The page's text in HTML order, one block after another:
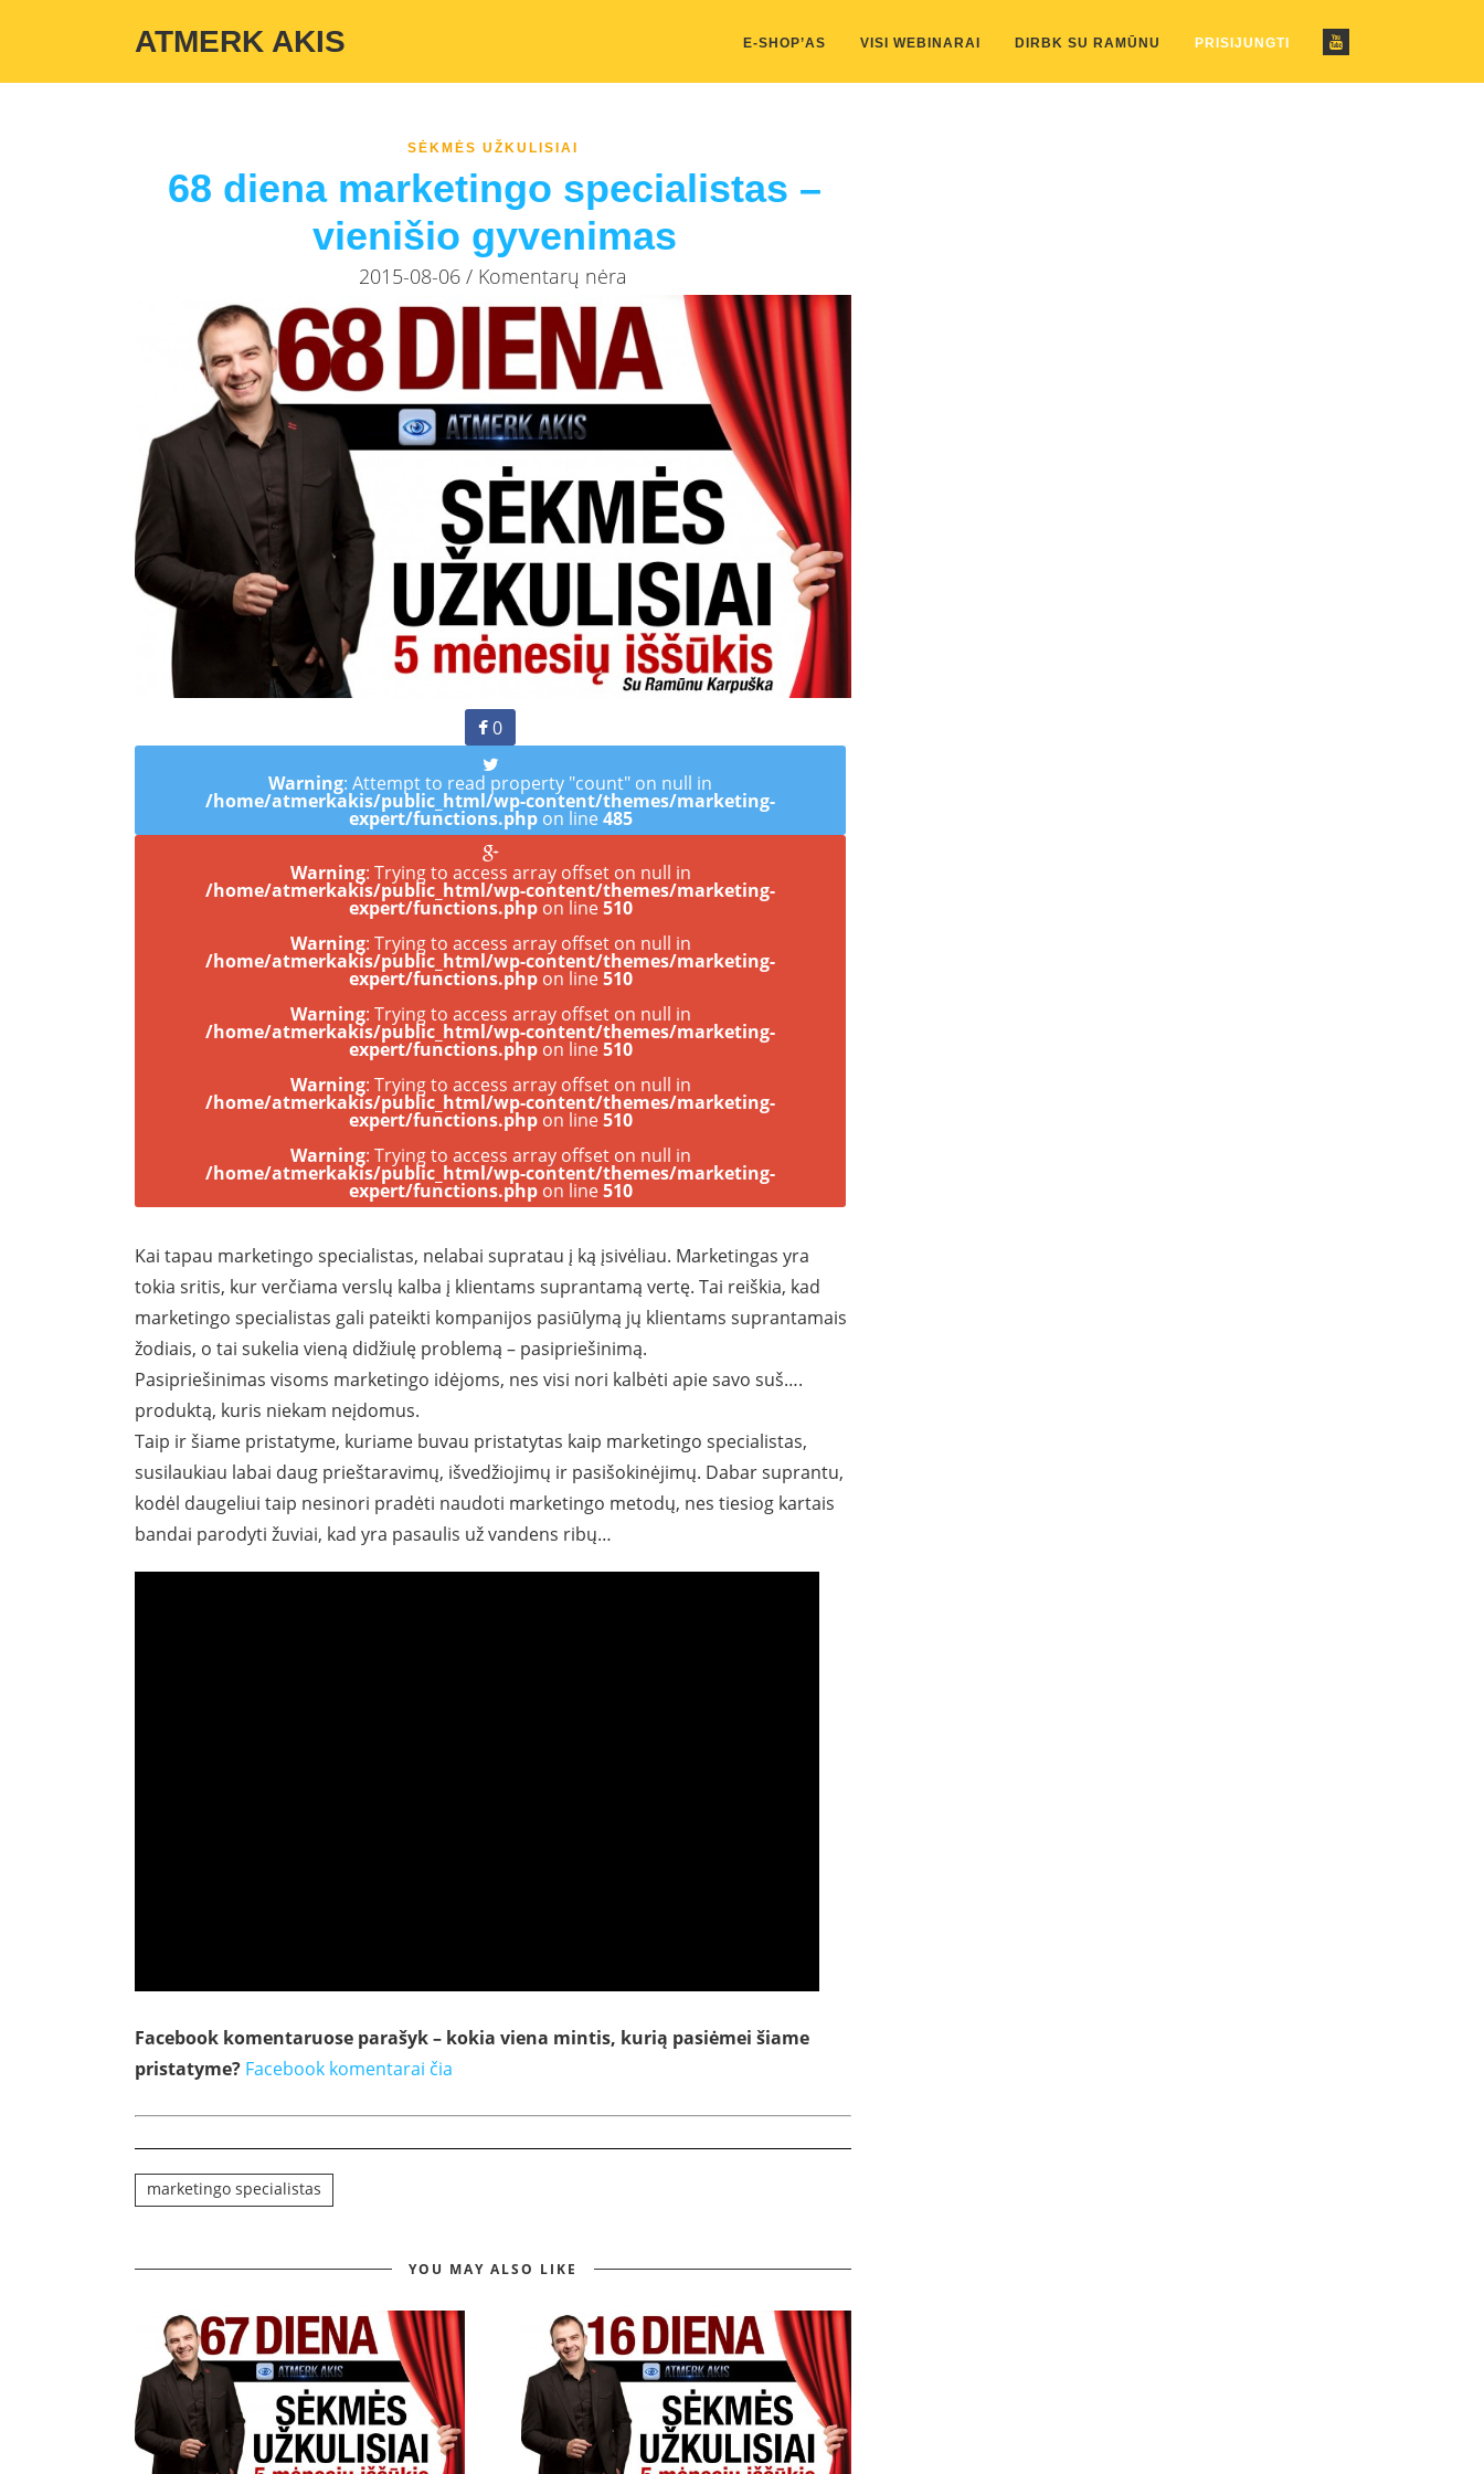
ATMERK AKIS E-SHOP’AS VISI WEBINARAI DIRBK SU RAMŪNU PRISIJUNGTI
SĖKMĖS UŽKULISIAI
68 diena marketingo specialistas –
vienišio gyvenimas
2015-08-06 / Komentarų nėra
0
Warning: Attempt to read property "count" on null in
/home/atmerkakis/public_html/wp-content/themes/marketing-
expert/functions.phpon line 485
Warning: Trying to access array offset on null in
/home/atmerkakis/public_html/wp-content/themes/marketing-
expert/functions.phpon line510
Warning: Trying to access array offset on null in
/home/atmerkakis/public_html/wp-content/themes/marketing-
expert/functions.phpon line510
Warning: Trying to access array offset on null in
/home/atmerkakis/public_html/wp-content/themes/marketing-
expert/functions.phpon line510
Warning: Trying to access array offset on null in
/home/atmerkakis/public_html/wp-content/themes/marketing-
expert/functions.phpon line510
Warning: Trying to access array offset on null in
/home/atmerkakis/public_html/wp-content/themes/marketing-
expert/functions.phpon line510
Kai tapau marketingo specialistas, nelabai supratau į ką įsivėliau. Marketingas yra
tokia sritis, kur verčiama verslų kalba į klientams suprantamą vertę. Tai reiškia, kad
marketingo specialistas gali pateikti kompanijos pasiūlymą jų klientams suprantamais
žodiais, o tai sukelia vieną didžiulę problemą – pasipriešinimą.
Pasipriešinimas visoms marketingo idėjoms, nes visi nori kalbėti apie savo suš….
produktą, kuris niekam neįdomus.
Taip ir šiame pristatyme, kuriame buvau pristatytas kaip marketingo specialistas,
susilaukiau labai daug prieštaravimų, išvedžiojimų ir pasišokinėjimų. Dabar suprantu,
kodėl daugeliui taip nesinori pradėti naudoti marketingo metodų, nes tiesiog kartais
bandai parodyti žuviai, kad yra pasaulis už vandens ribų…
Facebook komentaruose parašyk – kokia viena mintis, kurią pasiėmei šiame
pristatyme? Facebook komentarai čia
marketingo specialistas
YOU MAY ALSO LIKE